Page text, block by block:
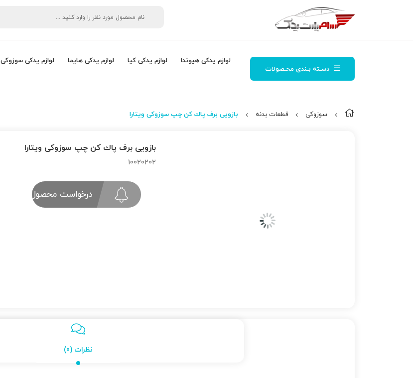
دسـته بـندی محـصولات
لوازم یدکی هیوندا لوازم یدکی کیا لوازم یدکی هایما لوازم یدکی سوزوکی
سوزوکی قطعات بدنه بازویی برف پاك كن چپ سوزوکی ویتارا
بازویی برف پاك كن چپ سوزوکی ویتارا
10020202
درخواست محصول
نظرات (0)